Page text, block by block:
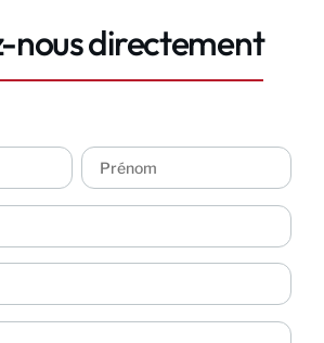
nous directement